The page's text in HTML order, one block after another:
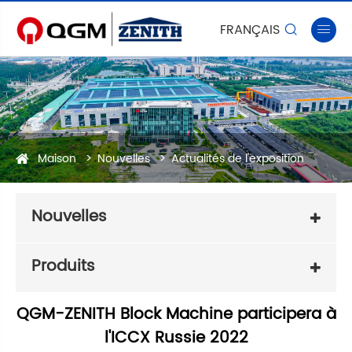
FRANÇAIS  
Maison Nouvelles Actualités de l'exposition
Nouvelles
Produits
QGM-ZENITH Block Machine participera à
l'ICCX Russie 2022